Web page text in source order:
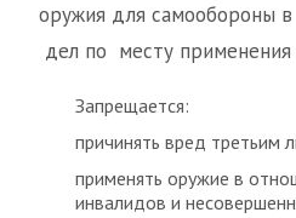
оружия для самообороны
дел по месту применения
Запрещается:
причинять вред третьим
применять оружие в
инвалидов и